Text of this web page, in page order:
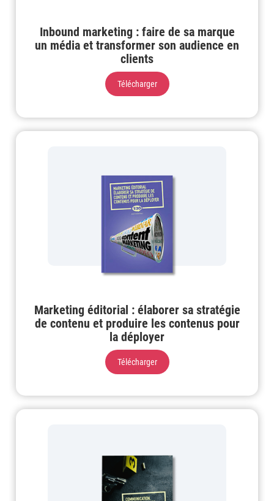
Inbound marketing : faire de sa marque
un média et transformer son audience en
clients
Télécharger
Marketing éditorial : élaborer sa stratégie
de contenu et produire les contenus pour
la déployer
Télécharger